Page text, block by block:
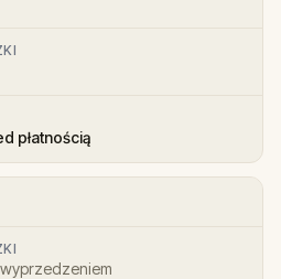
płatnością